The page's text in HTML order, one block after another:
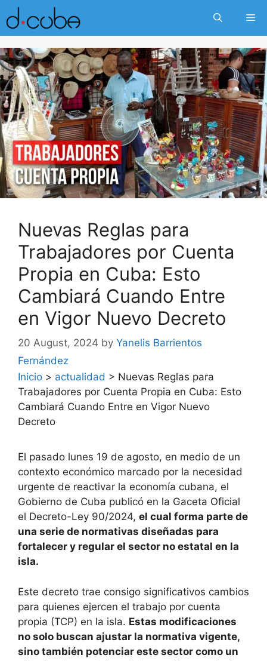
Skip
to
content
Nuevas Reglas para
Trabajadores por Cuenta
Propia en Cuba: Esto
Cambiará Cuando Entre
en Vigor Nuevo Decreto
20 August, 2024 by Yanelis Barrientos
Fernández
Inicio > actualidad > Nuevas Reglas para
Trabajadores por Cuenta Propia en Cuba: Esto
Cambiará Cuando Entre en Vigor Nuevo
Decreto
El pasado lunes 19 de agosto, en medio de un
contexto económico marcado por la necesidad
urgente de reactivar la economía cubana, el
Gobierno de Cuba publicó en la Gaceta Oficial
el Decreto-Ley 90/2024, el cual forma parte de
una serie de normativas diseñadas para
fortalecer y regular el sector no estatal en la
isla.
Este decreto trae consigo significativos cambios
para quienes ejercen el trabajo por cuenta
propia (TCP) en la isla. Estas modificaciones
no solo buscan ajustar la normativa vigente,
sino también potenciar este sector como un